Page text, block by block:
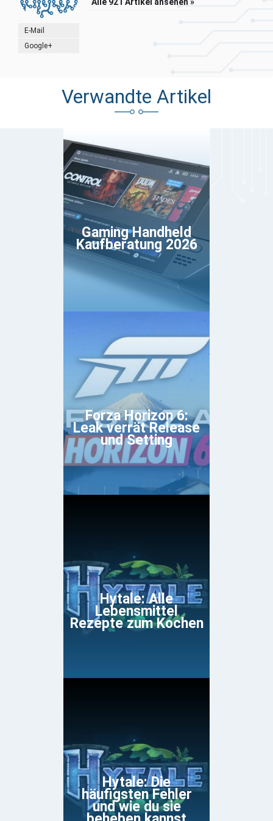
E-Mail
Google+
Verwandte Artikel
Gaming Handheld
Kaufberatung 2026
Forza Horizon 6:
Leak verrät Release
und Setting
Hytale: Alle
Lebensmittel
Rezepte zum Kochen
Hytale: Die
häufigsten Fehler
und wie du sie